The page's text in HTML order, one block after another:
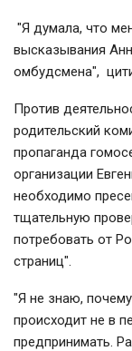
"Я думала, что
высказывания
омбудсмена",
Против
родительский
пропаганда
организации
необходимо
тщательную
потребовать от
страниц".
"Я не знаю,
происходит не в
предпринимать.